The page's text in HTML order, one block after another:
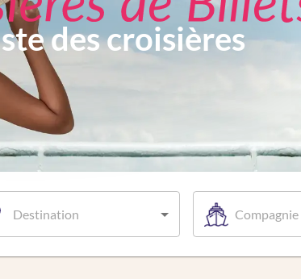
des croisières
Destination Compagnie